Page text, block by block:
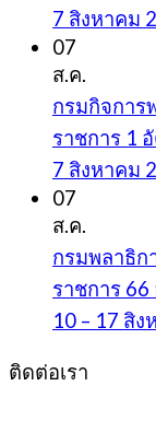
7 สิงหาคม
07
ส.ค.
กรมกิจการ
ราชการ 1
7 สิงหาคม
07
ส.ค.
กรมพลาธิก
ราชการ
10 – 17 สิ
ติดต่อเรา